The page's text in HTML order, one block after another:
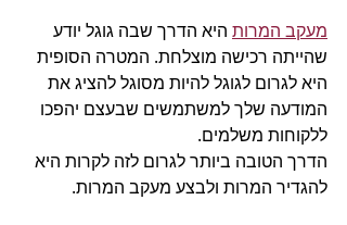
מעקב המרות היא הדרך שבה גוגל יודע
שהייתה רכישה מוצלחת. המטרה הסופית
היא לגרום לגוגל להיות מסוגל להציג את
המודעה שלך למשתמשים שבעצם יהפכו
ללקוחות משלמים.
הדרך הטובה ביותר לגרום לזה לקרות היא
להגדיר המרות ולבצע מעקב המרות.